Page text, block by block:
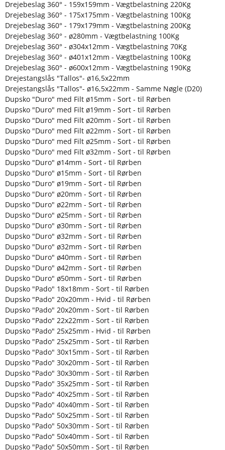
Drejebeslag 360° - 159x159mm - Vægtbelastning 220Kg
Drejebeslag 360° - 175x175mm - Vægtbelastning 100Kg
Drejebeslag 360° - 179x179mm - Vægtbelastning 200Kg
Drejebeslag 360° - ø280mm - Vægtbelastning 100Kg
Drejebeslag 360° - ø304x12mm - Vægtbelastning 70Kg
Drejebeslag 360° - ø401x12mm - Vægtbelastning 100Kg
Drejebeslag 360° - ø600x12mm - Vægtbelastning 190Kg
Drejestangslås "Tallos"- ø16,5x22mm
Drejestangslås "Tallos"- ø16,5x22mm - Samme Nøgle (D20)
Dupsko "Duro" med Filt ø15mm - Sort - til Rørben
Dupsko "Duro" med Filt ø19mm - Sort - til Rørben
Dupsko "Duro" med Filt ø20mm - Sort - til Rørben
Dupsko "Duro" med Filt ø22mm - Sort - til Rørben
Dupsko "Duro" med Filt ø25mm - Sort - til Rørben
Dupsko "Duro" med Filt ø32mm - Sort - til Rørben
Dupsko "Duro" ø14mm - Sort - til Rørben
Dupsko "Duro" ø15mm - Sort - til Rørben
Dupsko "Duro" ø19mm - Sort - til Rørben
Dupsko "Duro" ø20mm - Sort - til Rørben
Dupsko "Duro" ø22mm - Sort - til Rørben
Dupsko "Duro" ø25mm - Sort - til Rørben
Dupsko "Duro" ø30mm - Sort - til Rørben
Dupsko "Duro" ø32mm - Sort - til Rørben
Dupsko "Duro" ø32mm - Sort - til Rørben
Dupsko "Duro" ø40mm - Sort - til Rørben
Dupsko "Duro" ø42mm - Sort - til Rørben
Dupsko "Duro" ø50mm - Sort - til Rørben
Dupsko "Pado" 18x18mm - Sort - til Rørben
Dupsko "Pado" 20x20mm - Hvid - til Rørben
Dupsko "Pado" 20x20mm - Sort - til Rørben
Dupsko "Pado" 22x22mm - Sort - til Rørben
Dupsko "Pado" 25x25mm - Hvid - til Rørben
Dupsko "Pado" 25x25mm - Sort - til Rørben
Dupsko "Pado" 30x15mm - Sort - til Rørben
Dupsko "Pado" 30x20mm - Sort - til Rørben
Dupsko "Pado" 30x30mm - Sort - til Rørben
Dupsko "Pado" 35x25mm - Sort - til Rørben
Dupsko "Pado" 40x25mm - Sort - til Rørben
Dupsko "Pado" 40x40mm - Sort - til Rørben
Dupsko "Pado" 50x25mm - Sort - til Rørben
Dupsko "Pado" 50x30mm - Sort - til Rørben
Dupsko "Pado" 50x40mm - Sort - til Rørben
Dupsko "Pado" 50x50mm - Sort - til Rørben